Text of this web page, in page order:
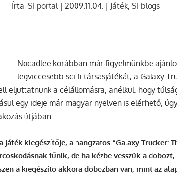
Írta: SFportal| 2009.11.04. | Játék, SFblogs
Nocadlee korábban már figyelmünkbe
legviccesebb sci-fi társasjátékát, a Galaxy
eljuttatnunk a célállomásra, anélkül, hogy
egy ideje már magyar nyelven is elérhető,
útjában.
kiegészítője, a hangzatos “Galaxy Trucker:
tűnik, de ha kézbe vesszük a
a kiegészítő akkora dobozban van, mint az